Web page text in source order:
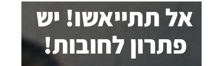
אל תתייאשו! יש
פתרון לחובות!